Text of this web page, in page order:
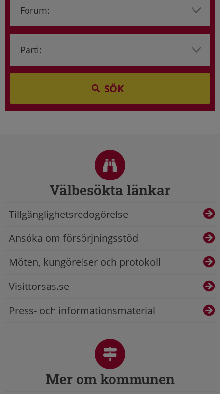
SÖK
Välbesökta länkar
Tillgänglighetsredogörelse
Ansöka om försörjningsstöd
Möten, kungörelser och protokoll
Visittorsas.se
Press- och informationsmaterial
Mer om kommunen